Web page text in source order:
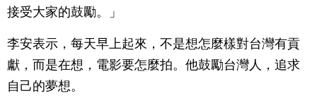
接受大家的鼓勵。」
李安表示，每天早上起來，不是想怎麼樣對台灣有貢
獻，而是在想，電影要怎麼拍。他鼓勵台灣人，追求
自己的夢想。